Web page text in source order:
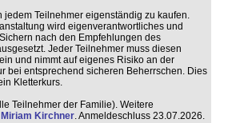
jedem Teilnehmer eigenständig zu kaufen.
wird eigenverantwortliches und
nach den Empfehlungen des
Jeder Teilnehmer muss diesen
und nimmt auf eigenes Risiko an der
bei entsprechend sicheren Beherrschen. Dies
Kletterkurs.
Teilnehmer der Familie). Weitere
Miriam Kirchner. Anmeldeschluss 23.07.2026.